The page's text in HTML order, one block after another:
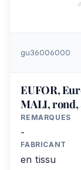
gu36006000
EUFOR,
MALI,
REMARQUES
-
FABRICANT
en tissu